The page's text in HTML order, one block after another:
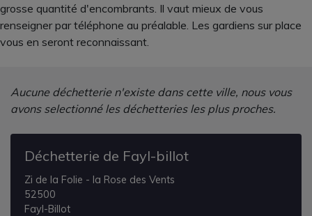
grosse quantité d'encombrants. Il vaut mieux de vous
renseigner par téléphone au préalable. Les gardiens sur place
vous en seront reconnaissant.
Aucune déchetterie n'existe dans cette ville, nous vous
avons selectionné les déchetteries les plus proches.
Déchetterie de Fayl-billot
Zi de la Folie - la Rose des Vents
52500
Fayl-Billot